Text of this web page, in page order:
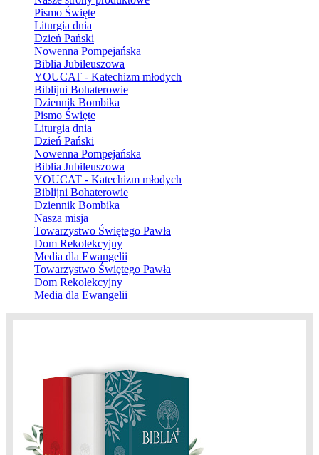
Pismo Święte
Liturgia dnia
Dzień Pański
Nowenna Pompejańska
Biblia Jubileuszowa
YOUCAT - Katechizm młodych
Biblijni Bohaterowie
Dziennik Bombika
Pismo Święte
Liturgia dnia
Dzień Pański
Nowenna Pompejańska
Biblia Jubileuszowa
YOUCAT - Katechizm młodych
Biblijni Bohaterowie
Dziennik Bombika
Nasza misja
Towarzystwo Świętego Pawła
Dom Rekolekcyjny
Media dla Ewangelii
Towarzystwo Świętego Pawła
Dom Rekolekcyjny
Media dla Ewangelii